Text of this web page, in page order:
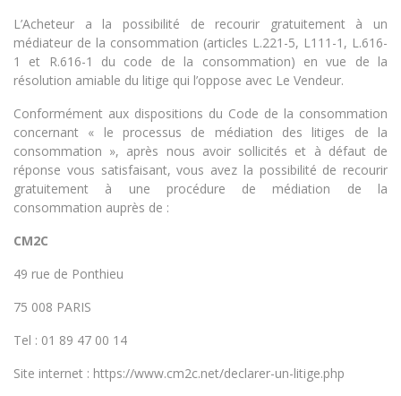
L’Acheteur a la possibilité de recourir gratuitement à un
médiateur de la consommation (articles L.221-5, L111-1, L.616-
1 et R.616-1 du code de la consommation) en vue de la
résolution amiable du litige qui l’oppose avec Le Vendeur.
Conformément aux dispositions du Code de la consommation
concernant « le processus de médiation des litiges de la
consommation », après nous avoir sollicités et à défaut de
réponse vous satisfaisant, vous avez la possibilité de recourir
gratuitement à une procédure de médiation de la
consommation auprès de :
CM2C
49 rue de Ponthieu
75 008 PARIS
Tel : 01 89 47 00 14
Site internet : https://www.cm2c.net/declarer-un-litige.php